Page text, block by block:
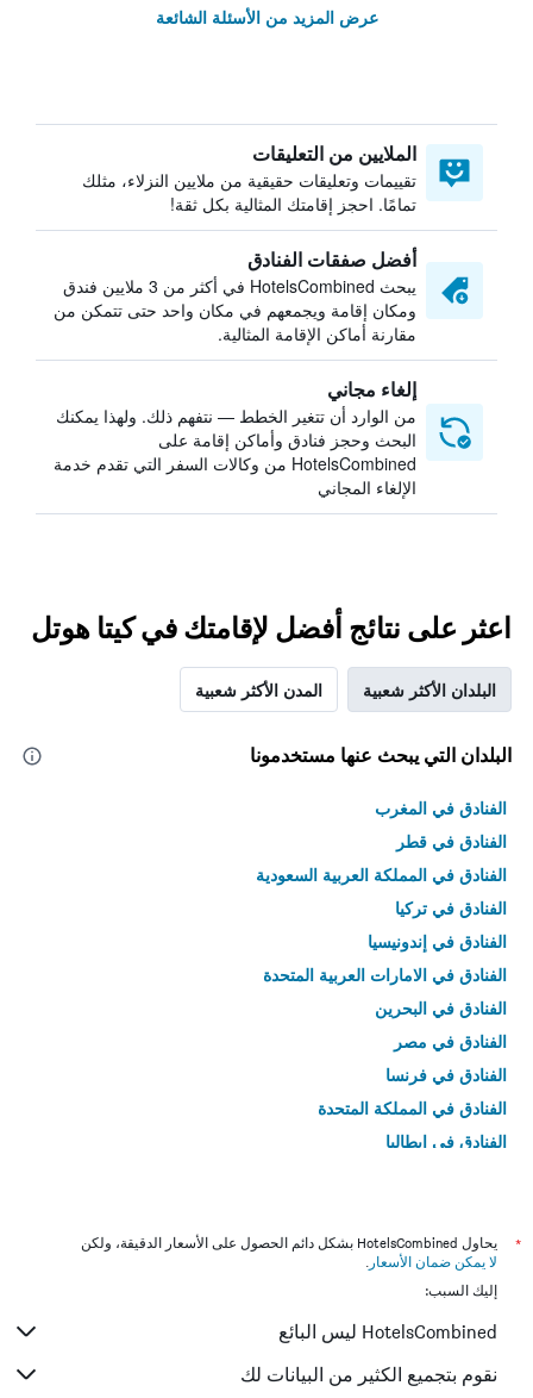
عرض المزيد من الأسئلة الشائعة
الملايين من التعليقات
تقييمات وتعليقات حقيقية من ملايين النزلاء، مثلك
تمامًا. احجز إقامتك المثالية بكل ثقة!
أفضل صفقات الفنادق
يبحث HotelsCombined في أكثر من 3 ملايين فندق
ومكان إقامة ويجمعهم في مكان واحد حتى تتمكن من
مقارنة أماكن الإقامة المثالية.
إلغاء مجاني
من الوارد أن تتغير الخطط — نتفهم ذلك. ولهذا يمكنك
البحث وحجز فنادق وأماكن إقامة على
HotelsCombined من وكالات السفر التي تقدم خدمة
الإلغاء المجاني
اعثر على نتائج أفضل لإقامتك في كيتا هوتل
البلدان الأكثر شعبية المدن الأكثر شعبية
البلدان التي يبحث عنها مستخدمونا
الفنادق في المغرب
الفنادق في قطر
الفنادق في المملكة العربية السعودية
الفنادق في تركيا
الفنادق في إندونيسيا
الفنادق في الامارات العربية المتحدة
الفنادق في البحرين
الفنادق في مصر
الفنادق في فرنسا
الفنادق في المملكة المتحدة
الفنادق في إيطاليا
*
يحاول HotelsCombined بشكل دائم الحصول على الأسعار الدقيقة، ولكن
لا يمكن ضمان الأسعار .
إليك السبب:
HotelsCombined ليس البائع
نقوم بتجميع الكثير من البيانات لك